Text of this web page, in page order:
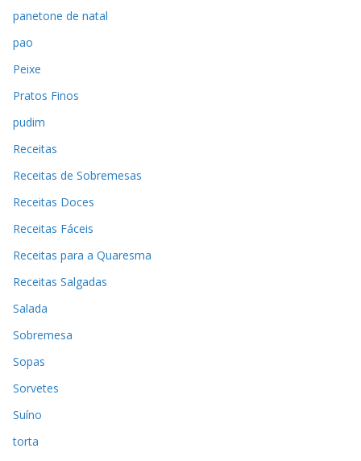
panetone de natal
pao
Peixe
Pratos Finos
pudim
Receitas
Receitas de Sobremesas
Receitas Doces
Receitas Fáceis
Receitas para a Quaresma
Receitas Salgadas
Salada
Sobremesa
Sopas
Sorvetes
Suíno
torta